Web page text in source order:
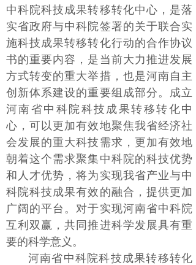
中科院科技成果转移转化中心，是落
实省政府与中科院签署的关于联合实
施科技成果转移转化行动的合作协议
书的重要内容，是当前大力推进发展
方式转变的重大举措，也是河南自主
创新体系建设的重要组成部分。成立
河南省中科院科技成果转移转化中
心，可以更加有效地聚焦我省经济社
会发展的重大科技需求，更加有效地
朝着这个需求聚集中科院的科技优势
和人才优势，将为实现我省产业与中
科院科技成果有效的融合，提供更加
广阔的平台。对于实现河南省中科院
互利双赢，共同推进科学发展具有重
要的科学意义。
河南省中科院科技成果转移转化